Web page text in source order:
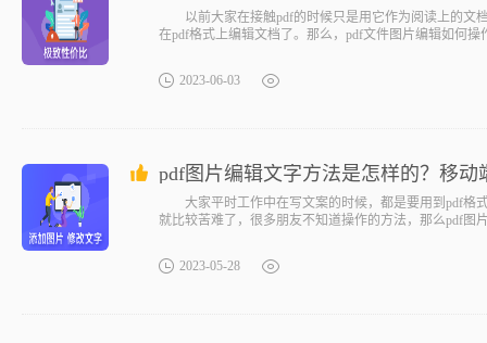
以前大家在接触pdf的时候只是用它作为阅读上的文
在pdf格式上编辑文档了。那么，pdf文件图片编辑如何
2023-06-03
pdf图片编辑文字方法是怎样的？移动
大家平时工作中在写文案的时候，都是要用到pdf格
就比较苦难了，很多朋友不知道操作的方法，那么pdf图
2023-05-28